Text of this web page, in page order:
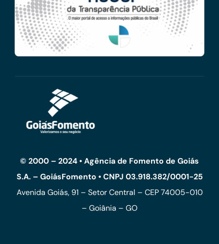
© 2000 – 2024 • Agência de Fomento de Goiás
S.A. – GoiásFomento • CNPJ 03.918.382/0001-25
Avenida Goiás, 91 – Setor Central – CEP 74005-010
– Goiânia – GO